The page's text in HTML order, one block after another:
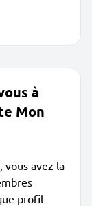
à
Mon
avez la
profil